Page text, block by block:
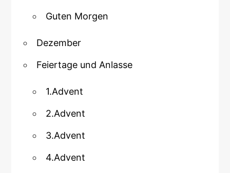
Guten Morgen
Dezember
Feiertage und Anlasse
1.Advent
2.Advent
3.Advent
4.Advent